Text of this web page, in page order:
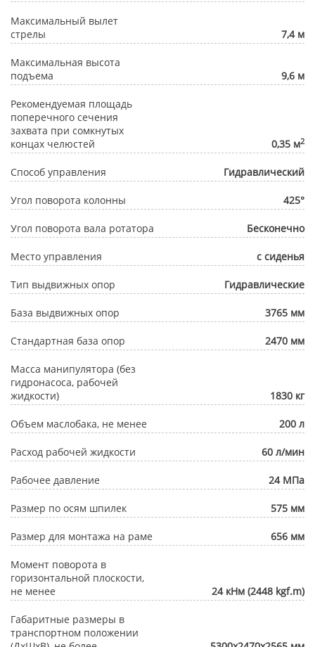
Максимальный вылет
стрелы
7,4 м
Максимальная высота
подъема
9,6 м
Рекомендуемая площадь
поперечного сечения
захвата при сомкнутых
концах челюстей
0,35 м2
Способ управления Гидравлический
Угол поворота колонны 425°
Угол поворота вала ротатора Бесконечно
Место управления с сиденья
Тип выдвижных опор Гидравлические
База выдвижных опор 3765 мм
Стандартная база опор 2470 мм
Масса манипулятора (без
гидронасоса, рабочей
жидкости)
1830 кг
Объем маслобака, не менее 200 л
Расход рабочей жидкости 60 л/мин
Рабочее давление 24 МПа
Размер по осям шпилек 575 мм
Размер для монтажа на раме 656 мм
Момент поворота в
горизонтальной плоскости,
не менее
24 кНм (2448 kgf.m)
Габаритные размеры в
транспортном положении